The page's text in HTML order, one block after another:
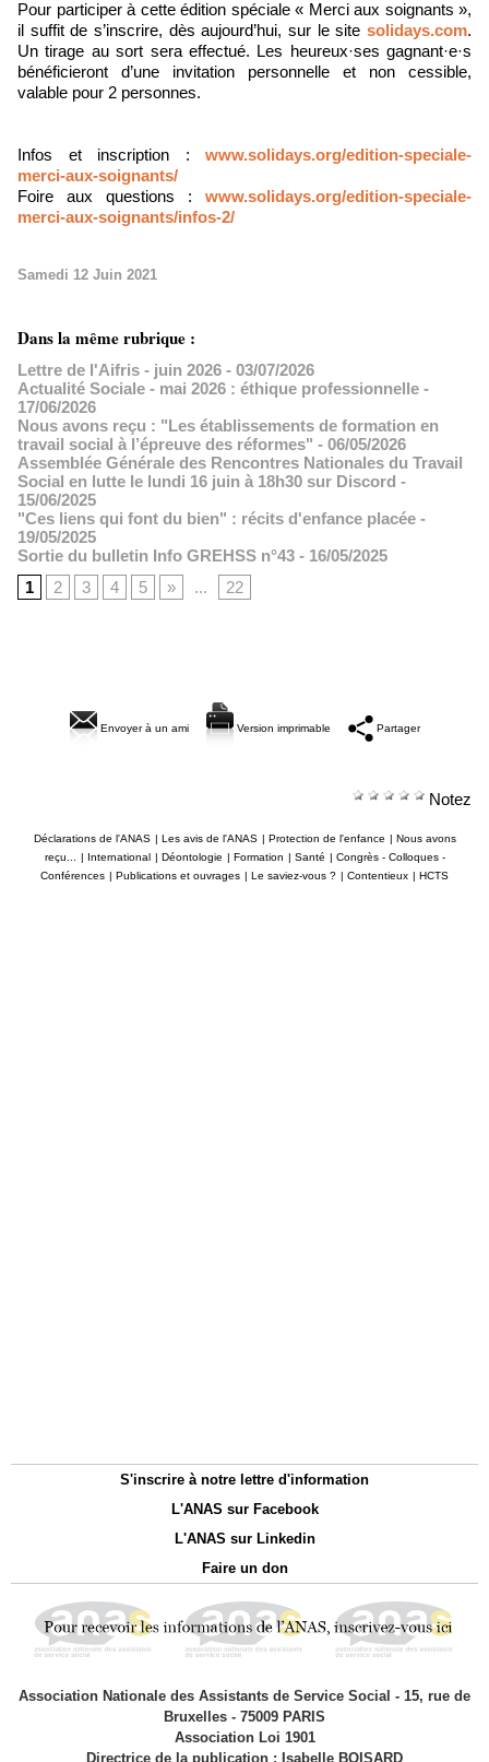
Pour participer à cette édition spéciale « Merci aux soignants »,
il suffit de s’inscrire, dès aujourd’hui, sur le site solidays.com.
Un tirage au sort sera effectué. Les heureux·ses gagnant·e·s
bénéficieront d’une invitation personnelle et non cessible,
valable pour 2 personnes.
Infos et inscription : www.solidays.org/edition-speciale-
merci-aux-soignants/
Foire aux questions : www.solidays.org/edition-speciale-
merci-aux-soignants/infos-2/
Samedi 12 Juin 2021
Dans la même rubrique :
Lettre de l'Aifris - juin 2026 - 03/07/2026
Actualité Sociale - mai 2026 : éthique professionnelle -
17/06/2026
Nous avons reçu : "Les établissements de formation en
travail social à l’épreuve des réformes" - 06/05/2026
Assemblée Générale des Rencontres Nationales du Travail
Social en lutte le lundi 16 juin à 18h30 sur Discord -
15/06/2025
"Ces liens qui font du bien" : récits d'enfance placée -
19/05/2025
Sortie du bulletin Info GREHSS n°43 - 16/05/2025
1
2 3 4 5 » ... 22
Envoyer à un ami Version imprimable Partager
Notez
Déclarations de l'ANAS | Les avis de l'ANAS | Protection de l'enfance | Nous avons
reçu...
| International | Déontologie | Formation | Santé | Congrès - Colloques -
Conférences | Publications et ouvrages | Le saviez-vous ? | Contentieux | HCTS
S'inscrire à notre lettre d'information
L'ANAS sur Facebook
L'ANAS sur Linkedin
Faire un don
Association Nationale des Assistants de Service Social - 15, rue de
Bruxelles - 75009 PARIS
Association Loi 1901
Directrice de la publication : Isabelle BOISARD